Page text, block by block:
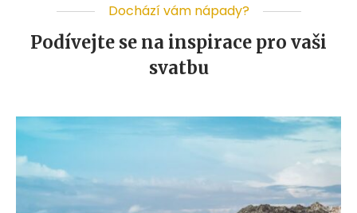
Dochází vám nápady?
Podívejte se na inspirace pro vaši
svatbu